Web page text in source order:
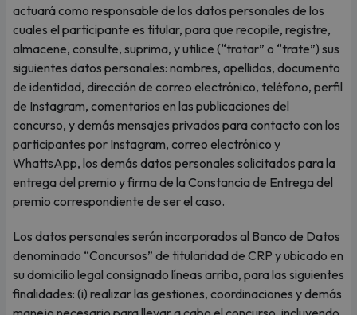
actuará como responsable de los datos personales de los
cuales el participante es titular, para que recopile, registre,
almacene, consulte, suprima, y utilice (“tratar” o “trate”) sus
siguientes datos personales: nombres, apellidos, documento
de identidad, dirección de correo electrónico, teléfono, perfil
de Instagram, comentarios en las publicaciones del
concurso, y demás mensajes privados para contacto con los
participantes por Instagram, correo electrónico y
WhattsApp, los demás datos personales solicitados para la
entrega del premio y firma de la Constancia de Entrega del
premio correspondiente de ser el caso.
Los datos personales serán incorporados al Banco de Datos
denominado “Concursos” de titularidad de CRP y ubicado en
su domicilio legal consignado líneas arriba, para las siguientes
finalidades: (i) realizar las gestiones, coordinaciones y demás